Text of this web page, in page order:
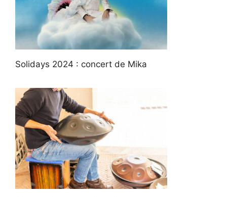
Solidays 2024 : concert de Mika